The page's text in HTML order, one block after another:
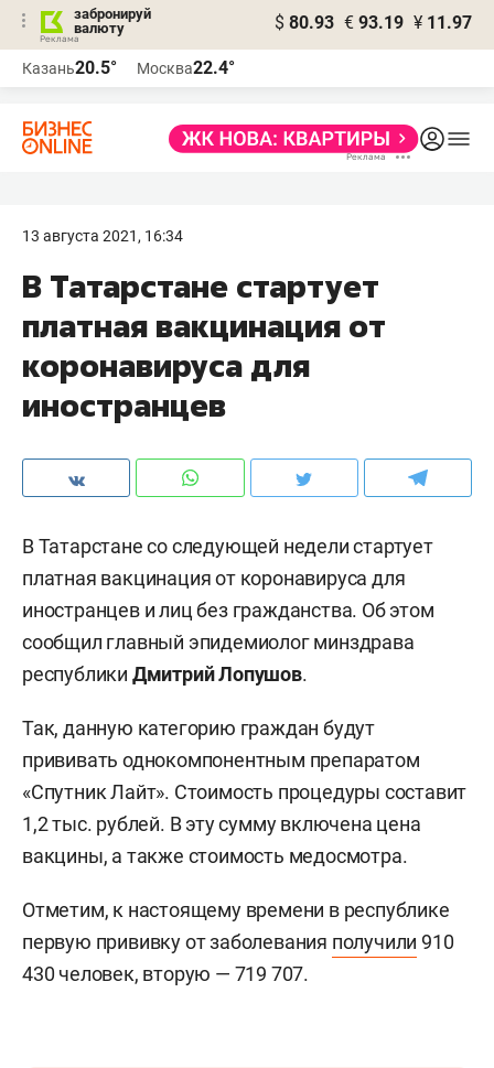
забронируй
валюту
$ 80.93 € 93.19 ¥ 11.97
Казань20.5° Москва22.4°
13 августа 2021, 16:34
В Татарстане стартует
платная вакцинация от
коронавируса для
иностранцев
В Татарстане со следующей недели стартует
платная вакцинация от коронавируса для
иностранцев и лиц без гражданства. Об этом
сообщил главный эпидемиолог минздрава
республики Дмитрий Лопушов.
Так, данную категорию граждан будут
прививать однокомпонентным препаратом
«Спутник Лайт». Стоимость процедуры составит
1,2 тыс. рублей. В эту сумму включена цена
вакцины, а также стоимость медосмотра.
Отметим, к настоящему времени в республике
первую прививку от заболевания получили 910
430 человек, вторую — 719 707.